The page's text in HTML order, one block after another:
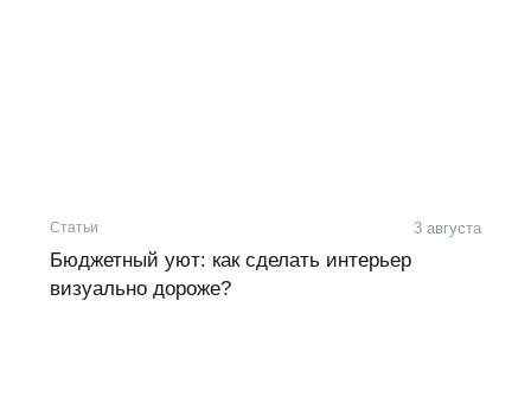
Статьи 3 августа
Бюджетный уют: как сделать интерьер
визуально дороже?